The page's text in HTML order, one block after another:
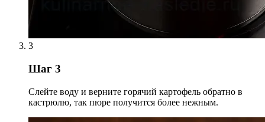
3
Шаг 3
Слейте воду и верните горячий картофель обратно в
кастрюлю, так пюре получится более нежным.